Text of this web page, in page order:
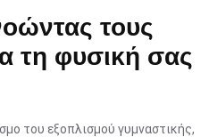
τους
τη φυσική σας
του εξοπλισμού γυμναστικής,